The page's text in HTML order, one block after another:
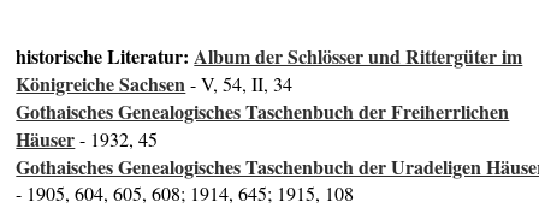
historische Literatur:Album der Schlösser und Rittergüter im
Königreiche Sachsen- V, 54, II, 34
Gothaisches Genealogisches Taschenbuch der Freiherrlichen
Häuser- 1932, 45
Gothaisches Genealogisches Taschenbuch der Uradeligen
- 1905, 604, 605, 608; 1914, 645; 1915, 108